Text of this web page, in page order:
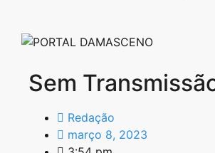
Sem
Redação
março 8, 2023